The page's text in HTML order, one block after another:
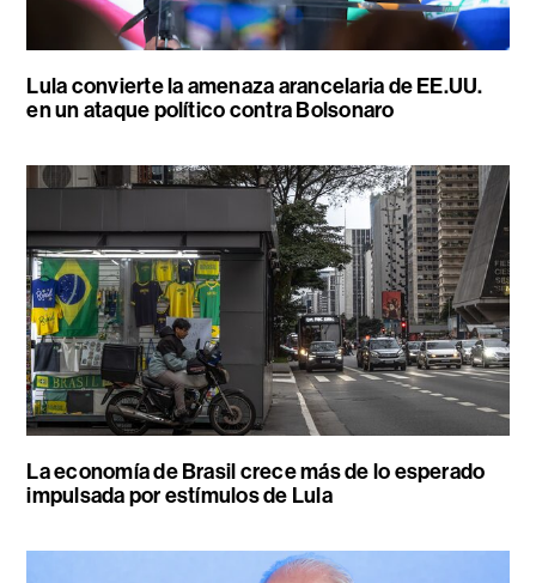
Lula convierte la amenaza arancelaria de EE.UU.
en un ataque político contra Bolsonaro
La economía de Brasil crece más de lo esperado
impulsada por estímulos de Lula